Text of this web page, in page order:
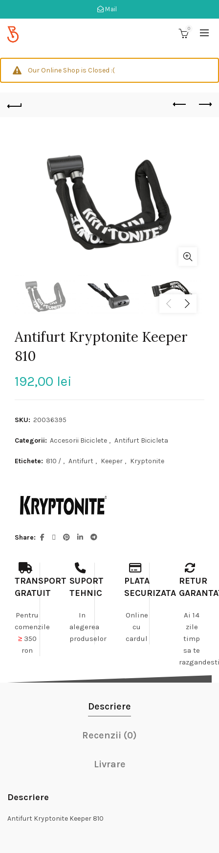
Mail
0
Our Online Shop is Closed :(
Antifurt Kryptonite Keeper
810
192,00 lei
SKU: 20036395
Categorii: Accesorii Biciclete , Antifurt Bicicleta
Etichete: 810 / , Antifurt , Keeper , Kryptonite
Share
TRANSPORT
GRATUIT
Pentru
comenzile
≥350
ron
SUPORT
TEHNIC
In
alegerea
produselor
PLATA
SECURIZATA
Online
cu
cardul
RETUR
Ai 14
zile
timp
sa te
Descriere
Recenzii (0)
Livrare
Descriere
Antifurt Kryptonite Keeper 810